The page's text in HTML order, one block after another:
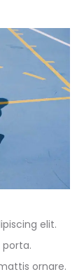
elit.
ornare.